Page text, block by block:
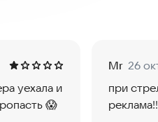
уехала и
😱
Mr 26
при